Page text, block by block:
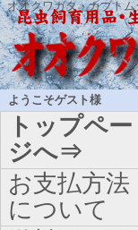
オオクワガタ・カブト
ようこそゲスト様
トップペー
ジへ⇒
お支払方法
について